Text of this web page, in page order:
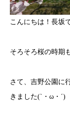
こんにちは！長坂
そろそろ桜の時期
さて、吉野公園に
きました(`・ω・´)